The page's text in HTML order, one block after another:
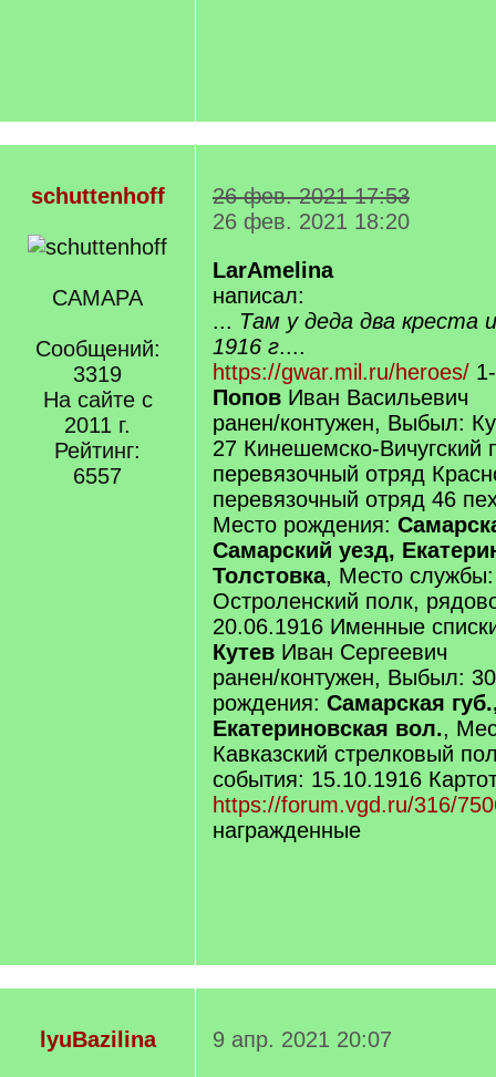
schuttenhoff
САМАРА
Сообщений:
3319
На сайте с
2011 г.
Рейтинг:
6557
26 фев. 2021 17:53
26 фев. 2021 18:20
LarAmelina
написал:
... Там у деда два креста
1916 г....
https://gwar.mil.ru/heroes/
Попов Иван Васильевич
ранен/контужен, Выбыл:
27 Кинешемско-Вичугский
перевязочный отряд
перевязочный отряд 46
Место рождения:
Самарский уезд,
Толстовка, Место
Остроленский полк,
20.06.1916 Именные
Кутев Иван Сергеевич
ранен/контужен, Выбыл:
рождения: Самарская
Екатериновская вол.,
Кавказский стрелковый
события: 15.10.1916
https://forum.vgd.ru/316/
награжденные
lyuBazilina 9 апр. 2021 20:07